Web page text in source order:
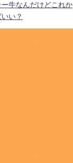
牛なんだけどこれか
い？